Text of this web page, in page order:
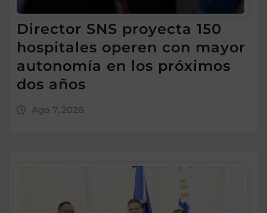
Director SNS proyecta 150
hospitales operen con mayor
autonomía en los próximos
dos años
Ago 7, 2026